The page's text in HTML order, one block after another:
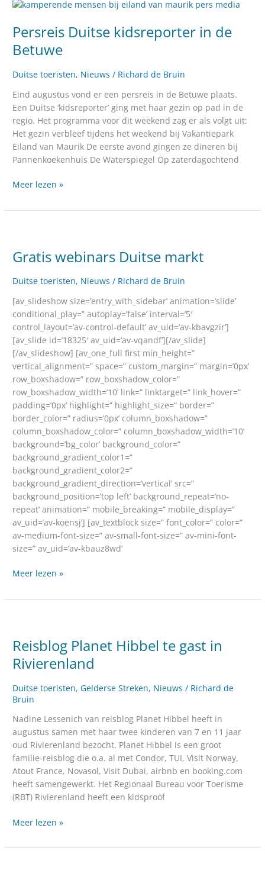
Persreis Duitse kidsreporter in de
Betuwe
Duitse toeristen, Nieuws / Richard de Bruin
Eind augustus vond er een persreis in de Betuwe plaats.
Een Duitse ‘kidsreporter’ ging met haar gezin op pad in de
regio. Het programma voor dit weekend zag er als volgt uit:
Het gezin verbleef tijdens het weekend bij Vakantiepark
Eiland van Maurik De eerste avond gingen ze dineren bij
Pannenkoekenhuis De Waterspiegel Op zaterdagochtend
Persreis
kidsreporter
de
Meer lezen »
Gratis webinars Duitse markt
Duitse toeristen, Nieuws / Richard de Bruin
[av_slideshow size=’entry_with_sidebar’ animation=’slide’
conditional_play=” autoplay=’false’ interval=’5′
control_layout=’av-control-default’ av_uid=’av-kbavgzir’]
[av_slide id=’18325′ av_uid=’av-vqandf’][/av_slide]
[/av_slideshow] [av_one_full first min_height=”
vertical_alignment=” space=” custom_margin=” margin=’0px’
row_boxshadow=” row_boxshadow_color=”
row_boxshadow_width=’10’ link=” linktarget=” link_hover=”
padding=’0px’ highlight=” highlight_size=” border=”
border_color=” radius=’0px’ column_boxshadow=”
column_boxshadow_color=” column_boxshadow_width=’10’
background=’bg_color’ background_color=”
background_gradient_color1=”
background_gradient_color2=”
background_gradient_direction=’vertical’ src=”
background_position=’top left’ background_repeat=’no-
repeat’ animation=” mobile_breaking=” mobile_display=”
av_uid=’av-koensj’] [av_textblock size=” font_color=” color=”
av-medium-font-size=” av-small-font-size=” av-mini-font-
size=” av_uid=’av-kbauz8wd’
Duitse
Meer lezen »
Reisblog Planet Hibbel te gast in
Rivierenland
Duitse toeristen, Gelderse Streken, Nieuws / Richard de
Bruin
Nadine Lessenich van reisblog Planet Hibbel heeft in
augustus samen met haar twee kinderen van 7 en 11 jaar
oud Rivierenland bezocht. Planet Hibbel is een groot
familie-reisblog die o.a. al met Condor, TUI, Visit Norway,
Atout France, Novasol, Visit Dubai, airbnb en booking.com
heeft samengewerkt. Het Regionaal Bureau voor Toerisme
(RBT) Rivierenland heeft een kidsproof
Hibbel
te
gast
Rivierenland
Meer lezen »